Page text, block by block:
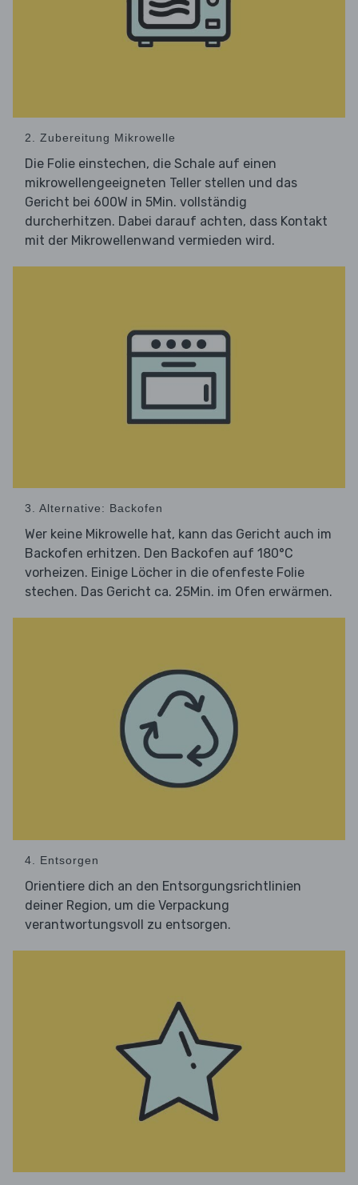
2. Zubereitung Mikrowelle
Die Folie einstechen, die Schale auf einen
mikrowellengeeigneten Teller stellen und das
Gericht bei 600W in 5Min. vollständig
durcherhitzen. Dabei darauf achten, dass Kontakt
mit der Mikrowellenwand vermieden wird.
3. Alternative: Backofen
Wer keine Mikrowelle hat, kann das Gericht auch im
Backofen erhitzen. Den Backofen auf 180°C
vorheizen. Einige Löcher in die ofenfeste Folie
stechen. Das Gericht ca. 25Min. im Ofen erwärmen.
4. Entsorgen
Orientiere dich an den Entsorgungsrichtlinien
deiner Region, um die Verpackung
verantwortungsvoll zu entsorgen.